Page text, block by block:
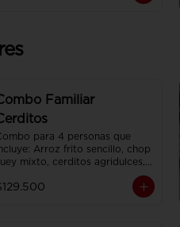
Familiar
para 4 personas que
Arroz frito sencillo, chop
mixto, cerditos agridulces,
en plato individual.